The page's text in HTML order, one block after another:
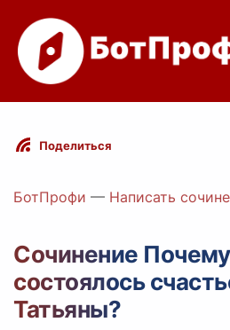
Режимы бота
Цены
Вход с Telegram
Поделиться
БотПрофи — Написать
Сочинение
состоялось
Татьяны?